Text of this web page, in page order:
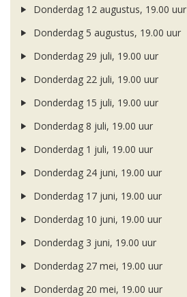
Donderdag 12 augustus, 19.00 uur
Donderdag 5 augustus, 19.00 uur
Donderdag 29 juli, 19.00 uur
Donderdag 22 juli, 19.00 uur
Donderdag 15 juli, 19.00 uur
Donderdag 8 juli, 19.00 uur
Donderdag 1 juli, 19.00 uur
Donderdag 24 juni, 19.00 uur
Donderdag 17 juni, 19.00 uur
Donderdag 10 juni, 19.00 uur
Donderdag 3 juni, 19.00 uur
Donderdag 27 mei, 19.00 uur
Donderdag 20 mei, 19.00 uur